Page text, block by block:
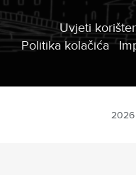
Uvjeti
Politika kolačića
2026